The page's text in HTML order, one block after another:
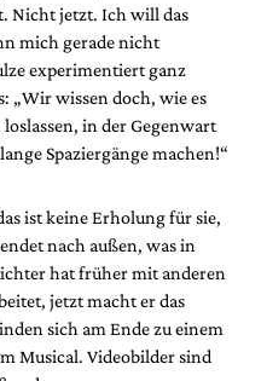
Nicht jetzt. Ich will das
mich gerade nicht
experimentiert ganz
„Wir wissen doch, wie es
in der Gegenwart
Spaziergänge machen!“
ist keine Erholung für sie,
nach außen, was in
hat früher mit anderen
jetzt macht er das
sich am Ende zu einem
Musical. Videobilder sind